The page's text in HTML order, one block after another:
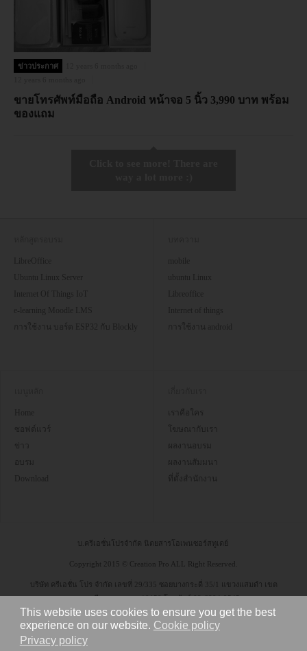
This website uses cookies to ensure you get the best
experience on our website. Cookie policy
Privacy policy
ข่าวประกาศ
ขายโทรศัพท์มือถือ Android หน้าจอ 5 นิ้ว 3,990 บาท พร้อม
ของแถม
LibreOffice
Ubuntu Linux Server
Internet Of Things IoT
e-learning Moodle LMS
การใช้งาน บอร์ด ESP32 กับ Blockly
mobile
ubuntu Linux
Internet of things
การใช้งาน android
Home
ซอฟต์แวร์
ข่าว
อบรม
Download
เราคือใคร
โฆษณากับเรา
ผลงานอบรม
ผลงานสัมมนา
ที่ตั้งสำนักงาน
บ.ครีเอชั่นโปรจำกัด นิตยสารโอเพนซอร์สทูเดย์
Copyright 2015 © Creation Pro ALL Right Reserved.
บริษัท ครีเอชั่น โปร จำกัด เลขที่ 29/335 ซอยบางกระดี่ 35/1 แขวงแสมดำ เขต
บางขุนเทียน กรุงเทพฯ 10150 โทรศัพท์ 08-6304-9545